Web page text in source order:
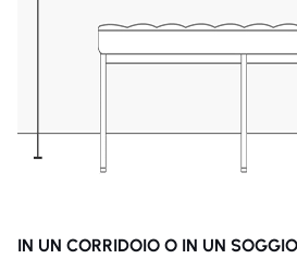
IN UN CORRIDOIO O IN UN